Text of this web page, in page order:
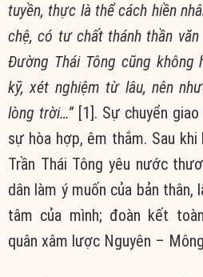
tuyền, thực là thể cách hiền
chệ, có tư chất thánh thần
Đường Thái Tông cũng
kỹ, xét nghiệm từ lâu, nên
lòng trời…”[1]. Sự chuyển
sự hòa hợp, êm thắm. Sau
Trần Thái Tông yêu nước
dân làm ý muốn của bản thân,
tâm của mình; đoàn kết
quân xâm lược Nguyên –